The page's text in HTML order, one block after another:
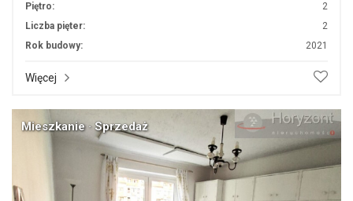
Piętro:
2
Liczba pięter:
2
Rok budowy:
2021
Więcej
Mieszkanie · Sprzedaż